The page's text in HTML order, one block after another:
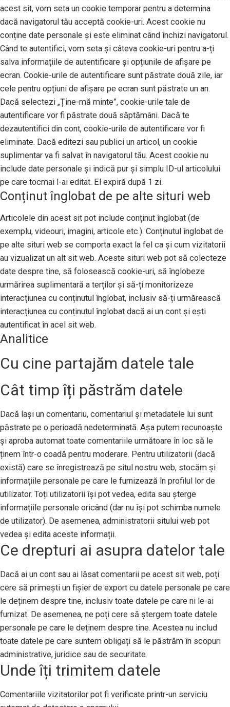
acest sit, vom seta un cookie temporar pentru a determina
dacă navigatorul tău acceptă cookie-uri. Acest cookie nu
conține date personale și este eliminat când închizi navigatorul.
Când te autentifici, vom seta și câteva cookie-uri pentru a-ți
salva informațiile de autentificare și opțiunile de afișare pe
ecran. Cookie-urile de autentificare sunt păstrate două zile, iar
cele pentru opțiuni de afișare pe ecran sunt păstrate un an.
Dacă selectezi „Ține-mă minte”, cookie-urile tale de
autentificare vor fi păstrate două săptămâni. Dacă te
dezautentifici din cont, cookie-urile de autentificare vor fi
eliminate. Dacă editezi sau publici un articol, un cookie
suplimentar va fi salvat în navigatorul tău. Acest cookie nu
include date personale și indică pur și simplu ID-ul articolului
pe care tocmai l-ai editat. El expiră după 1 zi.
Conținut înglobat de pe alte situri web
Articolele din acest sit pot include conținut înglobat (de
exemplu, videouri, imagini, articole etc.). Conținutul înglobat de
pe alte situri web se comporta exact la fel ca și cum vizitatorii
au vizualizat un alt sit web. Aceste situri web pot să colecteze
date despre tine, să folosească cookie-uri, să înglobeze
urmărirea suplimentară a terților și să-ți monitorizeze
interacțiunea cu conținutul înglobat, inclusiv să-ți urmărească
interacțiunea cu conținutul înglobat dacă ai un cont și ești
autentificat în acel sit web.
Analitice
Cu cine partajăm datele tale
Cât timp îți păstrăm datele
Dacă lași un comentariu, comentariul și metadatele lui sunt
păstrate pe o perioadă nedeterminată. Așa putem recunoaște
și aproba automat toate comentariile următoare în loc să le
ținem într-o coadă pentru moderare. Pentru utilizatorii (dacă
există) care se înregistrează pe situl nostru web, stocăm și
informațiile personale pe care le furnizează în profilul lor de
utilizator. Toți utilizatorii își pot vedea, edita sau șterge
informațiile personale oricând (dar nu își pot schimba numele
de utilizator). De asemenea, administratorii sitului web pot
vedea și edita aceste informații.
Ce drepturi ai asupra datelor tale
Dacă ai un cont sau ai lăsat comentarii pe acest sit web, poți
cere să primești un fișier de export cu datele personale pe care
le deținem despre tine, inclusiv toate datele pe care ni le-ai
furnizat. De asemenea, ne poți cere să ștergem toate datele
personale pe care le deținem despre tine. Acestea nu includ
toate datele pe care suntem obligați să le păstrăm în scopuri
administrative, juridice sau de securitate.
Unde îți trimitem datele
Comentariile vizitatorilor pot fi verificate printr-un serviciu